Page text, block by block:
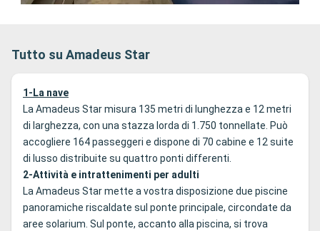
Tutto su Amadeus Star
1-La nave
La Amadeus Star misura 135 metri di lunghezza e 12 metri
di larghezza, con una stazza lorda di 1.750 tonnellate. Può
accogliere 164 passeggeri e dispone di 70 cabine e 12 suite
di lusso distribuite su quattro ponti differenti.
2-Attività e intrattenimenti per adulti
La Amadeus Star mette a vostra disposizione due piscine
panoramiche riscaldate sul ponte principale, circondate da
aree solarium. Sul ponte, accanto alla piscina, si trova